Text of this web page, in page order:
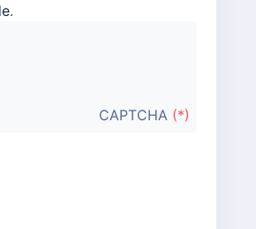
.
CAPTCHA (*)